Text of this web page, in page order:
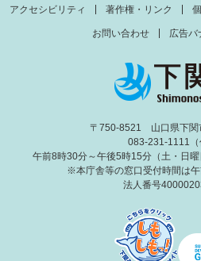
アクセシビリティ 著作権・リンク
お問い合わせ 広告バ
〒750-8521 山口県下関
083-231-1111（
午前8時30分～午後5時15分（土・日曜
※本庁舎等の窓口受付時間は
法人番号